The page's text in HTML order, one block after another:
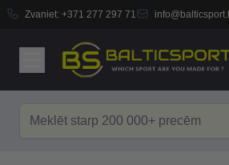
Zvaniet: +371 277 297 71